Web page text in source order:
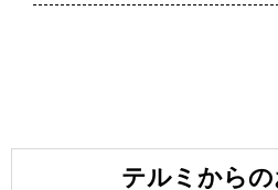
テルミから